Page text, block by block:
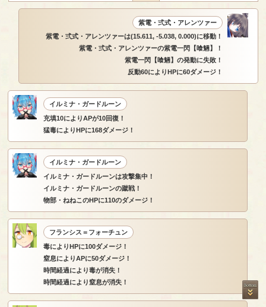
紫電・弍式・アレンツァー
紫電・弍式・アレンツァーは(15.611, -5.038, 0.000)に移動！
紫電・弍式・アレンツァーの紫電一閃【喰魎】！
紫電一閃【喰魎】の発動に失敗！
反動60によりHPに60ダメージ！
イルミナ・ガードルーン
充填10によりAPが10回復！
猛毒によりHPに168ダメージ！
イルミナ・ガードルーン
イルミナ・ガードルーンは攻撃集中！
イルミナ・ガードルーンの蹴戦！
物部・ねねこのHPに110のダメージ！
フランシス＝フォーチュン
毒によりHPに100ダメージ！
窒息によりAPに50ダメージ！
時間経過により毒が消失！
時間経過により窒息が消失！